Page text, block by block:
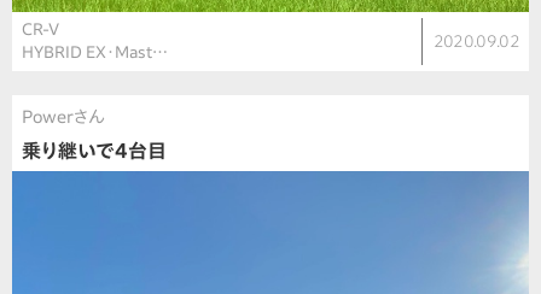
CR-V
HYBRID EX・Mast…
2020.09.02
Powerさん
乗り継いで4台目